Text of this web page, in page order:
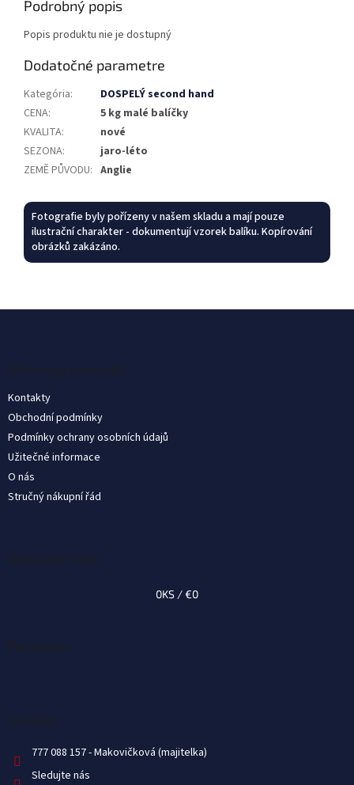
Podrobný popis
Popis produktu nie je dostupný
Dodatočné parametre
Kategória:
DOSPELÝ second hand
CENA:
5 kg malé balíčky
KVALITA:
nové
SEZONA:
jaro-léto
ZEMĚ PŮVODU: Anglie
Fotografie byly pořízeny v našem skladu a mají pouze
ilustrační charakter - dokumentují vzorek balíku. Kopírování
obrázků zakázáno.
Informace pro vás
Kontakty
Obchodní podmínky
Podmínky ochrany osobních údajů
Užitečné informace
O nás
Stručný nákupní řád
Nákupný košík
0KS /€0
Facebook
Kontakt
777 088 157
Sledujte nás